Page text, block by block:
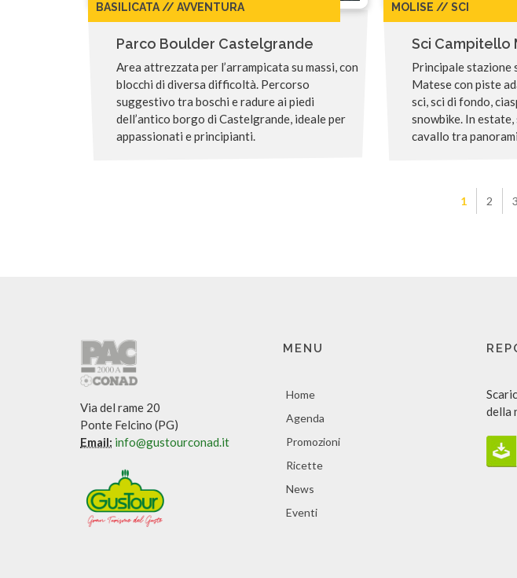
BASILICATA // AVVENTURA
Parco Boulder Castelgrande
Area attrezzata per l’arrampicata su massi, con
blocchi di diversa difficoltà. Percorso
suggestivo tra boschi e radure ai piedi
dell’antico borgo di Castelgrande, ideale per
appassionati e principianti.
MOLISE // SCI
Sci Campitello
Principale stazione
Matese con piste
sci, sci di fondo,
snowbike. In
cavallo tra
1 2 3
Via del rame 20
Ponte Felcino (PG)
Email: info@gustourconad.it
MENU
Home
Agenda
Promozioni
Ricette
News
Eventi
della